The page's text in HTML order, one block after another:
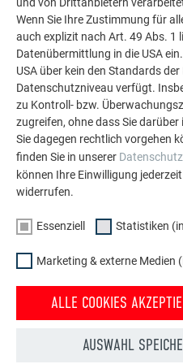
Chef der Küng Dachdeckerei-
geblieben: So fasste sein
ein, die tiefer in die Dachhaut
die homogene Dachfläche
entwickelte gemeinsam mit
verdeckten Auslass in der
Dachrinne, wodurch sich ein
erübrigte.
Material:
Dachschindel DS.19,
und von Drittanbietern
Wenn Sie Ihre Zustimmung für
auch explizit nach Art. 49 Abs. 1
Datenübermittlung in die USA
USA über kein den Standards
Datenschutzniveau verfügt.
zu Kontroll- bzw.
zugreifen, ohne dass Sie
Sie dagegen rechtlich vorgehen
finden Sie in unserer
können Ihre Einwilligung
widerrufen.
Essenziell Statistiken
Marketing & externe Medien
ALLE COOKIES
AUSWAHL